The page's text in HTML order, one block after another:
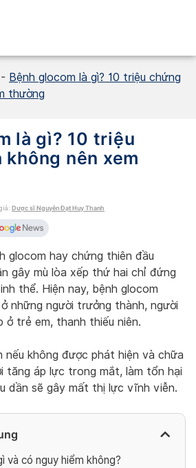
- Bệnh glocom là gì? 10 triệu chứng
thường
là gì? 10 triệu
nên xem
Dược sĩ Nguyễn Đạt Huy Thanh
glocom hay chứng thiên đầu
gây mù lòa xếp thứ hai chỉ đứng
thể. Hiện nay, bệnh glocom
những người trưởng thành, người
ở trẻ em, thanh thiếu niên.
nếu không được phát hiện và chữa
tăng áp lực trong mắt, làm tổn hại
dần sẽ gây mất thị lực vĩnh viễn.
và có nguy hiểm không?